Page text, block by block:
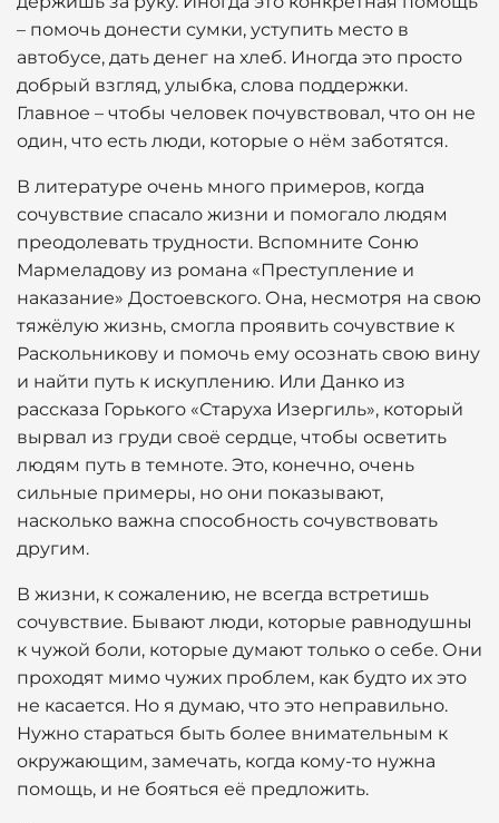
– помочь донести сумки, уступить место в
автобусе, дать денег на хлеб. Иногда это просто
добрый взгляд, улыбка, слова поддержки.
Главное – чтобы человек почувствовал, что он не
один, что есть люди, которые о нём заботятся.
В литературе очень много примеров, когда
сочувствие спасало жизни и помогало людям
преодолевать трудности. Вспомните Соню
Мармеладову из романа «Преступление и
наказание» Достоевского. Она, несмотря на свою
тяжёлую жизнь, смогла проявить сочувствие к
Раскольникову и помочь ему осознать свою вину
и найти путь к искуплению. Или Данко из
рассказа Горького «Старуха Изергиль», который
вырвал из груди своё сердце, чтобы осветить
людям путь в темноте. Это, конечно, очень
сильные примеры, но они показывают,
насколько важна способность сочувствовать
другим.
В жизни, к сожалению, не всегда встретишь
сочувствие. Бывают люди, которые равнодушны
к чужой боли, которые думают только о себе. Они
проходят мимо чужих проблем, как будто их это
не касается. Но я думаю, что это неправильно.
Нужно стараться быть более внимательным к
окружающим, замечать, когда кому-то нужна
помощь, и не бояться её предложить.